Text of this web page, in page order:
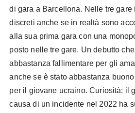
di gara a Barcellona. Nelle tre gare
discreti anche se in realtà sono
alla sua prima gara con una
posto nelle tre gare. Un debutto
abbastanza fallimentare per gli
anche se è stato abbastanza
per il giovane ucraino. Curiosità: il
causa di un incidente nel 2022 ha